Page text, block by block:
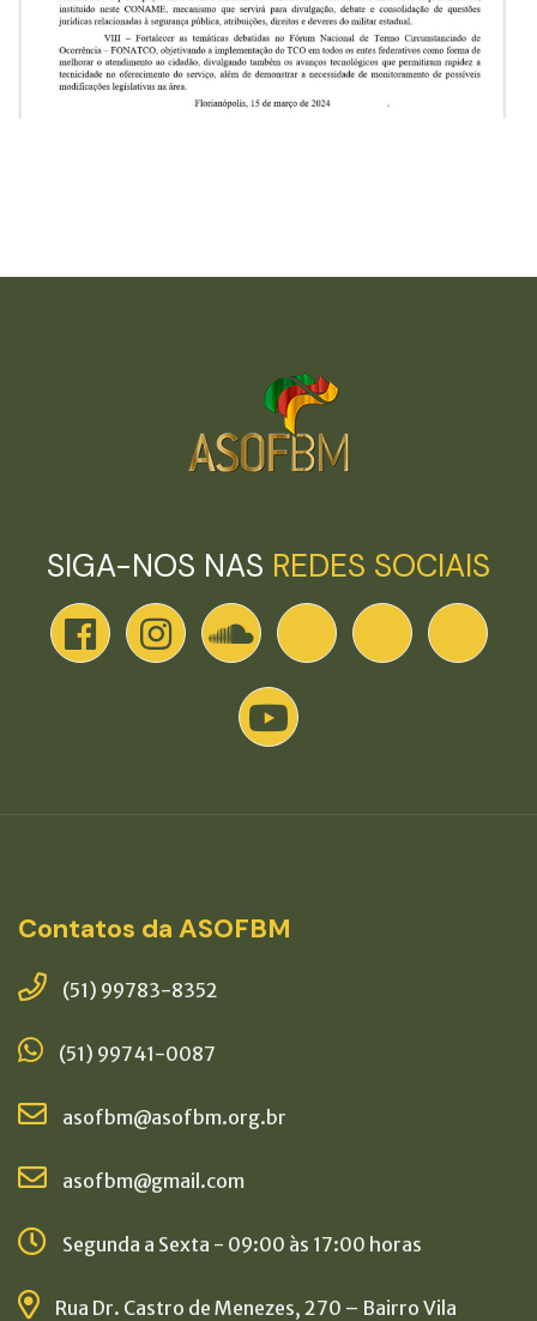
SIGA-NOS NAS REDES SOCIAIS
Contatos da ASOFBM
(51) 99783-8352
(51) 99741-0087
asofbm@asofbm.org.br
asofbm@gmail.com
Segunda a Sexta - 09:00 às 17:00 horas
Rua Dr. Castro de Menezes, 270 – Bairro Vila